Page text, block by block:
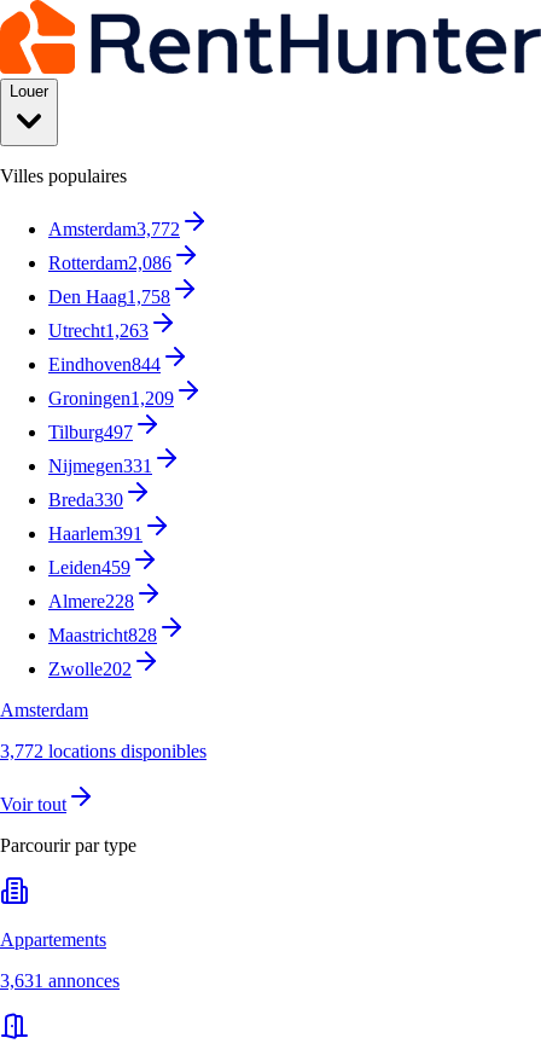
Louer
Villes populaires
Amsterdam3,772
Rotterdam2,086
Den Haag1,758
Utrecht1,263
Eindhoven844
Groningen1,209
Tilburg497
Nijmegen331
Breda330
Haarlem391
Leiden459
Almere228
Maastricht828
Zwolle202
Amsterdam
3,772 locations disponibles
Voir tout
Parcourir par type
Appartements
3,631 annonces